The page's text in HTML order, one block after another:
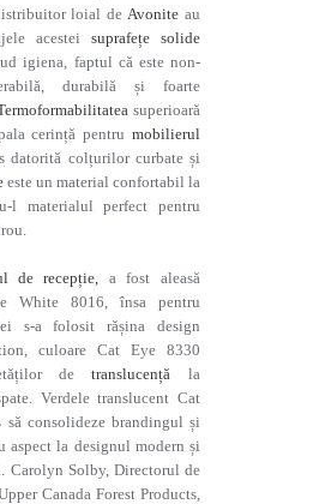
loial de Avonite au
acestei suprafețe solide
igiena, faptul că este non-
durabilă și foarte
superioară
cerință pentru mobilierul
datorită colțurilor curbate și
este un material confortabil la
l materialul perfect pentru
birou.
de recepție, a fost aleasă
White 8016, însa pentru
s-a folosit rășina design
culoare Cat Eye 8330
de translucență la
Verdele translucent Cat
să consolideze brandingul și
aspect la designul modern și
Carolyn Solby, Directorul de
Canada Forest Products,